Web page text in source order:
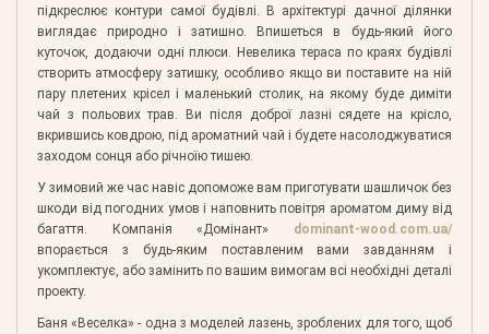
підкреслює контури самої будівлі. В архітектурі дачної ділянки
виглядає природно і затишно. Впишеться в будь-який його
куточок, додаючи одні плюси. Невелика тераса по краях будівлі
створить атмосферу затишку, особливо якщо ви поставите на ній
пару плетених крісел і маленький столик, на якому буде диміти
чай з польових трав. Ви після доброї лазні сядете на крісло,
вкрившись ковдрою, під ароматний чай і будете насолоджуватися
заходом сонця або річноїю тишею.
У зимовий же час навіс допоможе вам приготувати шашличок без
шкоди від погодних умов і наповнить повітря ароматом диму від
багаття. Компанія «Домінант» dominant-wood.com.ua/
впорається з будь-яким поставленим вами завданням і
укомплектує, або замінить по вашим вимогам всі необхідні деталі
проекту.
Баня «Веселка» - одна з моделей лазень, зроблених для того, щоб